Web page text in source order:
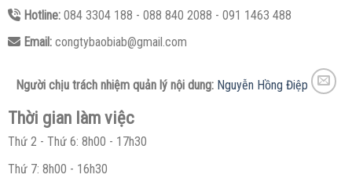
Hotline:084 3304 188 - 088 840 2088 - 091 1463 488
Email:congtybaobiab@gmail.com
Người chịu trách nhiệm quản lý nội dung: Nguyễn Hồng Điệp
Thời gian làm việc
Thứ 2 - Thứ 6: 8h00 - 17h30
Thứ 7: 8h00 - 16h30